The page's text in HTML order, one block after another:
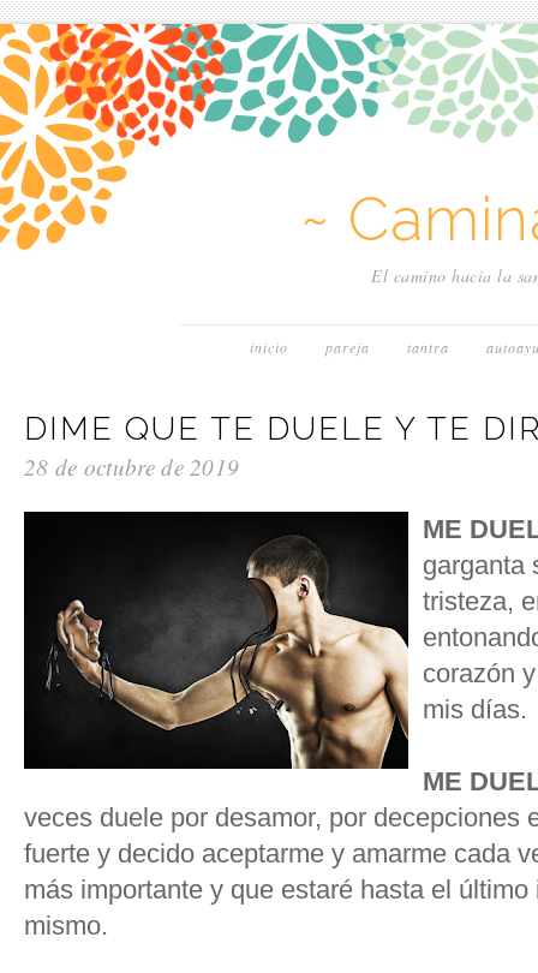
~
El camino hacia la
inicio pareja tantra
DIME QUE TE DUELE Y TE
28 de octubre de 2019
ME
garganta
tristeza,
corazón
mis días.
ME
veces duele por desamor, por decepciones
fuerte y decido aceptarme y amarme cada
más importante y que estaré hasta el
mismo.